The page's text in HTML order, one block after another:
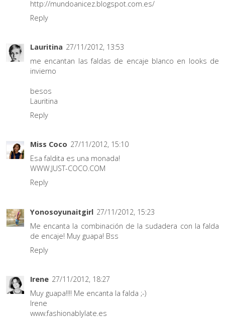
http://mundoanicez.blogspot.com.es/
Reply
Lauritina 27/11/2012, 13:53
me encantan las faldas de encaje blanco en looks de
invierno
besos
Lauritina
Reply
Miss Coco 27/11/2012, 15:10
Esa faldita es una monada!
WWW.JUST-COCO.COM
Reply
Yonosoyunaitgirl 27/11/2012, 15:23
Me encanta la combinación de la sudadera con la falda
de encaje! Muy guapa! Bss
Reply
Irene 27/11/2012, 18:27
Muy guapa!!!! Me encanta la falda ;-)
Irene
www.fashionablylate.es